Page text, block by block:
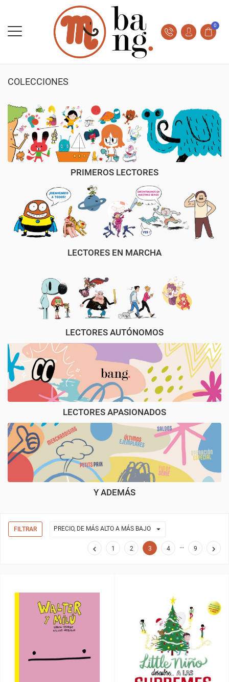
0
COLECCIONES
PRIMEROS LECTORES
LECTORES EN MARCHA
LECTORES AUTÓNOMOS
LECTORES APASIONADOS
Y ADEMÁS
FILTRAR PRECIO, DE MÁS ALTO A MÁS BAJO 
 1 2 3 4 … 9 